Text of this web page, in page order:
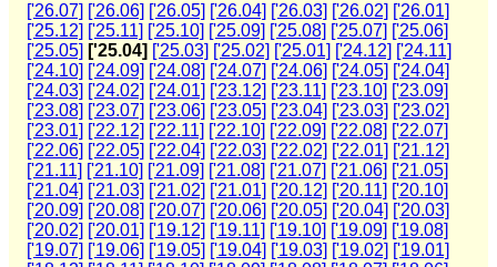
['26.07] ['26.06] ['26.05] ['26.04] ['26.03] ['26.02] ['26.01]
['25.12] ['25.11] ['25.10] ['25.09] ['25.08] ['25.07] ['25.06]
['25.05] ['25.04] ['25.03] ['25.02] ['25.01] ['24.12] ['24.11]
['24.10] ['24.09] ['24.08] ['24.07] ['24.06] ['24.05] ['24.04]
['24.03] ['24.02] ['24.01] ['23.12] ['23.11] ['23.10] ['23.09]
['23.08] ['23.07] ['23.06] ['23.05] ['23.04] ['23.03] ['23.02]
['23.01] ['22.12] ['22.11] ['22.10] ['22.09] ['22.08] ['22.07]
['22.06] ['22.05] ['22.04] ['22.03] ['22.02] ['22.01] ['21.12]
['21.11] ['21.10] ['21.09] ['21.08] ['21.07] ['21.06] ['21.05]
['21.04] ['21.03] ['21.02] ['21.01] ['20.12] ['20.11] ['20.10]
['20.09] ['20.08] ['20.07] ['20.06] ['20.05] ['20.04] ['20.03]
['20.02] ['20.01] ['19.12] ['19.11] ['19.10] ['19.09] ['19.08]
['19.07] ['19.06] ['19.05] ['19.04] ['19.03] ['19.02] ['19.01]